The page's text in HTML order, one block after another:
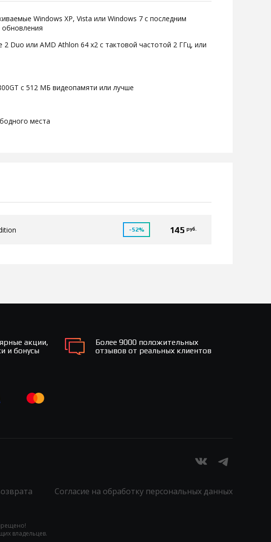
Windows XP, Vista или Windows 7 с последним
2 Duo или AMD Athlon 64 x2 с тактовой частотой 2 ГГц, или
с 512 МБ видеопамяти или лучше
места
-52% 145 руб.
акции,
и бонусы
Более 9000 положительных
отзывов от реальных клиентов
владельцев.
Согласие на обработку персональных данных